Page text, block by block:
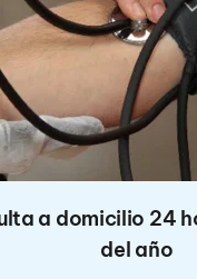
a domicilio 24
del año